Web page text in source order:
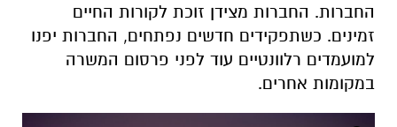
החברות. החברות מצידן זוכת לקורות החיים
זמינים. כשתפקידים חדשים נפתחים, החברות יפנו
למועמדים רלוונטיים עוד לפני פרסום המשרה
במקומות אחרים.